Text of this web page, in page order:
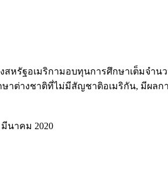
เมริกามอบทุนการศึกษาเต็มจำนวน
ต่างชาติที่ไม่มีสัญชาติอเมริกัน, มีผลก
าคม 2020